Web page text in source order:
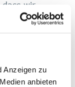
Anzeigen zu
anbieten
wir
erheben.
ist